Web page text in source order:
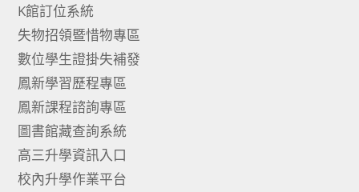
K館訂位系統
失物招領暨惜物專區
數位學生證掛失補發
鳳新學習歷程專區
鳳新課程諮詢專區
圖書館藏查詢系統
高三升學資訊入口
校內升學作業平台